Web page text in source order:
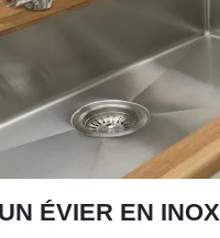
ÉVIER EN INOX